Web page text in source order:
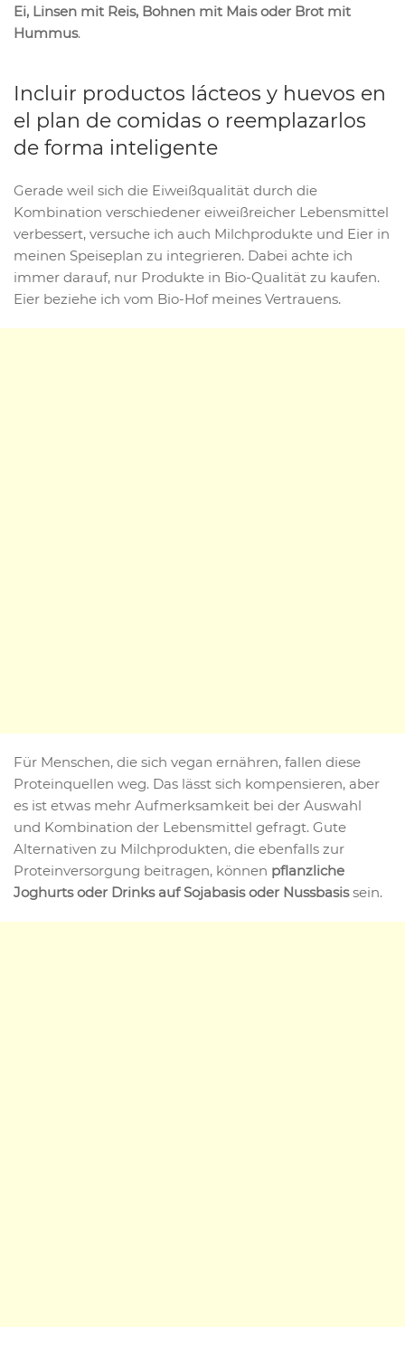
Ei, Linsen mit Reis, Bohnen mit Mais oder Brot mit
Hummus.
Incluir productos lácteos y huevos en
el plan de comidas o reemplazarlos
de forma inteligente
Gerade weil sich die Eiweißqualität durch die
Kombination verschiedener eiweißreicher Lebensmittel
verbessert, versuche ich auch Milchprodukte und Eier in
meinen Speiseplan zu integrieren. Dabei achte ich
immer darauf, nur Produkte in Bio-Qualität zu kaufen.
Eier beziehe ich vom Bio-Hof meines Vertrauens.
Für Menschen, die sich vegan ernähren, fallen diese
Proteinquellen weg. Das lässt sich kompensieren, aber
es ist etwas mehr Aufmerksamkeit bei der Auswahl
und Kombination der Lebensmittel gefragt. Gute
Alternativen zu Milchprodukten, die ebenfalls zur
Proteinversorgung beitragen, können pflanzliche
Joghurts oder Drinks auf Sojabasis oder Nussbasissein.